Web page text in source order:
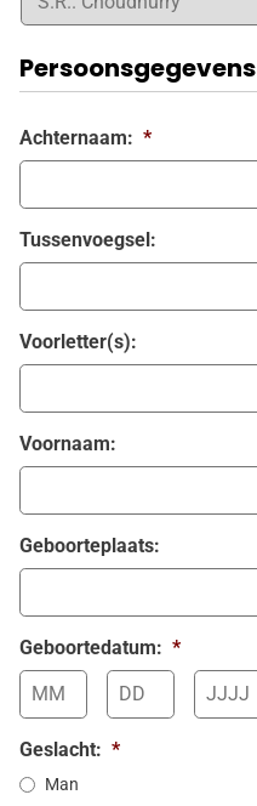
Persoonsgegevens
Achternaam: *
Tussenvoegsel:
Voorletter(s):
Voornaam:
Geboorteplaats:
Geboortedatum: *
Geslacht: *
Man